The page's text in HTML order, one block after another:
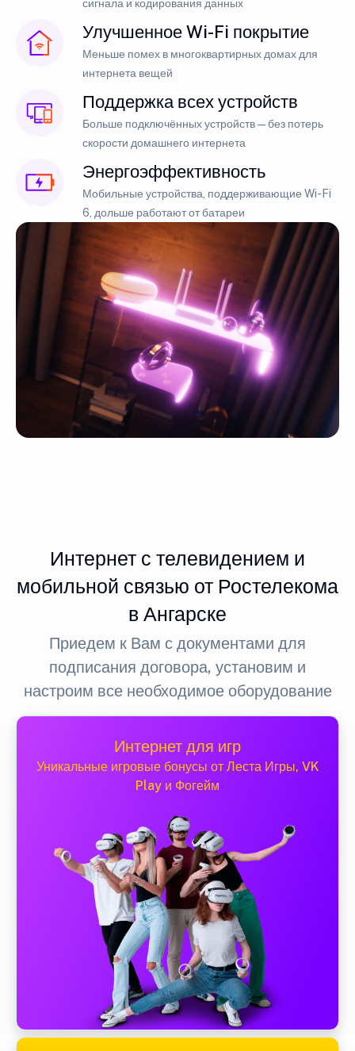
сигнала и кодирования данных
Улучшенное Wi-Fi покрытие
Меньше помех в многоквартирных домах для
интернета вещей
Поддержка всех устройств
Больше подключённых устройств — без потерь
скорости домашнего интернета
Энергоэффективность
Мобильные устройства, поддерживающие Wi-Fi
6, дольше работают от батареи
Интернет с телевидением и
мобильной связью от Ростелекома
в Ангарске
Приедем к Вам с документами для
подписания договора, установим и
настроим все необходимое оборудование
Интернет для игр
Уникальные игровые бонусы от Леста Игры, VK
Play и Фогейм